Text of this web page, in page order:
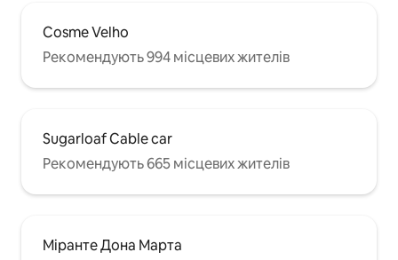
Cosme Velho
Рекомендують 994 місцевих жителів
Sugarloaf Cable car
Рекомендують 665 місцевих жителів
Міранте Дона Мартa